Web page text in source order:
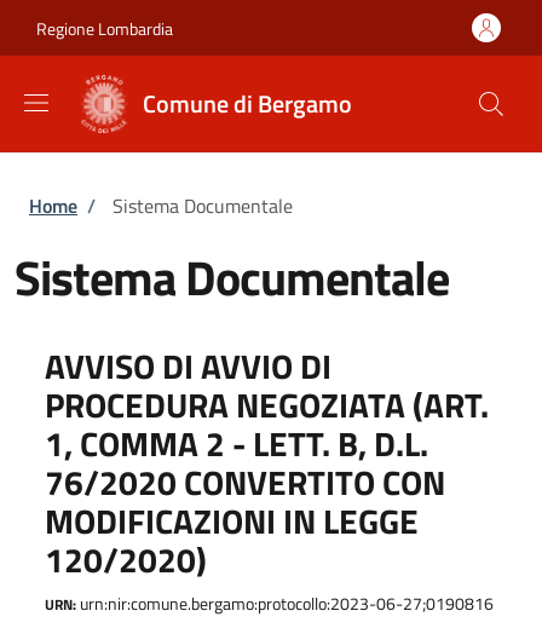
Regione Lombardia
Comune di Bergamo
Briciole di pane
Home / Sistema Documentale
Sistema Documentale
AVVISO DI AVVIO DI
PROCEDURA NEGOZIATA (ART.
1, COMMA 2 - LETT. B, D.L.
76/2020 CONVERTITO CON
MODIFICAZIONI IN LEGGE
120/2020)
URN: urn:nir:comune.bergamo:protocollo:2023-06-27;0190816